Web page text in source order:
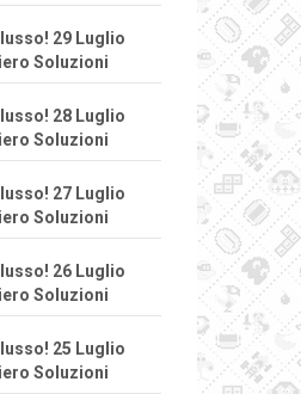
29 Luglio
Soluzioni
28 Luglio
Soluzioni
27 Luglio
Soluzioni
26 Luglio
Soluzioni
25 Luglio
Soluzioni